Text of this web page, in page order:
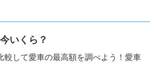
いくら？
較して愛車の最高額を調べよう！愛車